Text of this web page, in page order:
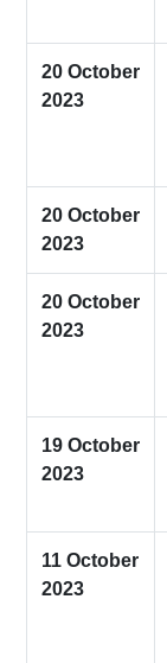
20 October
2023
20 October
2023
20 October
2023
19 October
2023
11 October
2023